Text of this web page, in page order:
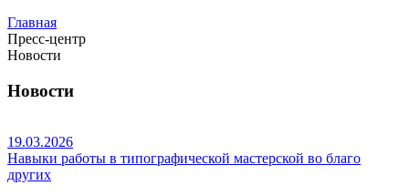
Главная
Пресс-центр
Новости
Новости
19.03.2026
Навыки работы в типографической мастерской во благо
других